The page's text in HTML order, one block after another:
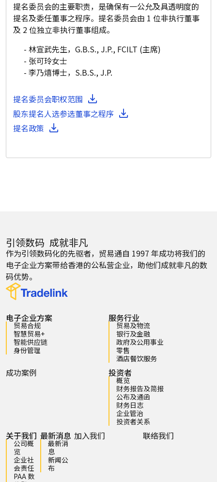
提名委员会的主要职责，是确保有一公允及具透明度的
提名及委任董事之程序。提名委员会由 1 位非执行董事
及 2 位独立非执行董事组成。
林宣武先生，G.B.S., J.P., FCILT (主席)
张可玲女士
李乃熺博士，S.B.S., J.P.
提名委员会职权范围
股东提名人选参选董事之程序
提名政策
引领数码 成就非凡
作为引领数码化的先驱者，贸易通自 1997 年成功将我们的
电子企业方案带给香港的公私营企业，助他们成就非凡的数
码优势。
电子企业方案
贸易合规
智慧贸易+
智能供应链
身份管理
服务行业
贸易及物流
银行及金融
政府及公用事业
零售
酒店餐饮服务
成功案例 投资者
概览
财务报告及简报
公布及通函
财务日志
企业管治
投资者关系
关于我们
公司概
览
企业社
会责任
PAA 数
最新消息
最新消
息
新闻公
布
加入我们 联络我们